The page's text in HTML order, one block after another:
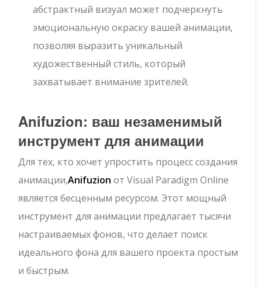
абстрактный визуал может подчеркнуть
эмоциональную окраску вашей анимации,
позволяя выразить уникальный
художественный стиль, который
захватывает внимание зрителей.
Anifuzion: ваш незаменимый
инструмент для анимации
Для тех, кто хочет упростить процесс создания
анимации,Anifuzion от Visual Paradigm Online
является бесценным ресурсом. Этот мощный
инструмент для анимации предлагает тысячи
настраиваемых фонов, что делает поиск
идеального фона для вашего проекта простым
и быстрым.